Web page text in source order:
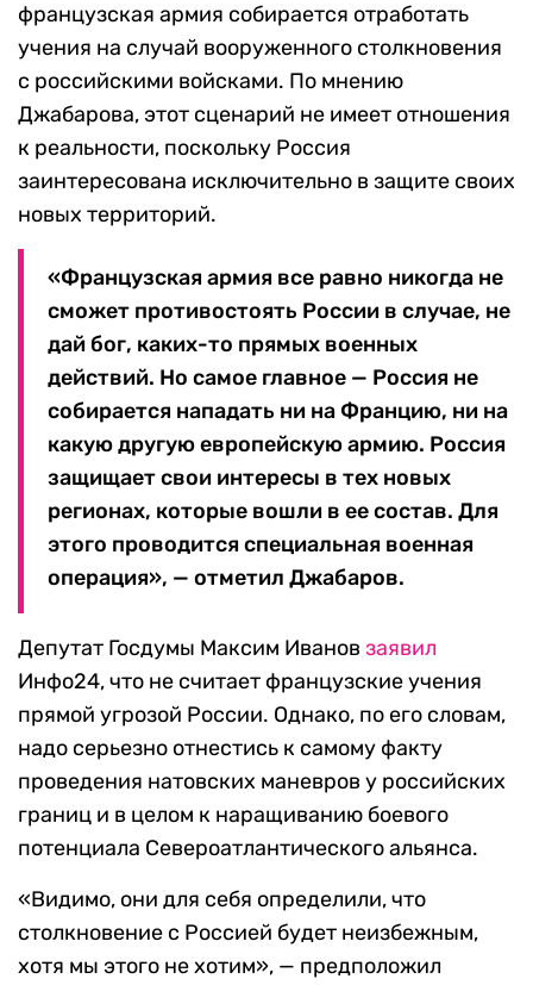
французская армия собирается отработать
учения на случай вооруженного столкновения
с российскими войсками. По мнению
Джабарова, этот сценарий не имеет отношения
к реальности, поскольку Россия
заинтересована исключительно в защите своих
новых территорий.
«Французская армия все равно никогда не
сможет противостоять России в случае, не
дай бог, каких-то прямых военных
действий. Но самое главное — Россия не
собирается нападать ни на Францию, ни на
какую другую европейскую армию. Россия
защищает свои интересы в тех новых
регионах, которые вошли в ее состав. Для
этого проводится специальная военная
операция», — отметил Джабаров.
Депутат Госдумы Максим Иванов заявил
Инфо24, что не считает французские учения
прямой угрозой России. Однако, по его словам,
надо серьезно отнестись к самому факту
проведения натовских маневров у российских
границ и в целом к наращиванию боевого
потенциала Североатлантического альянса.
«Видимо, они для себя определили, что
столкновение с Россией будет неизбежным,
хотя мы этого не хотим», — предположил